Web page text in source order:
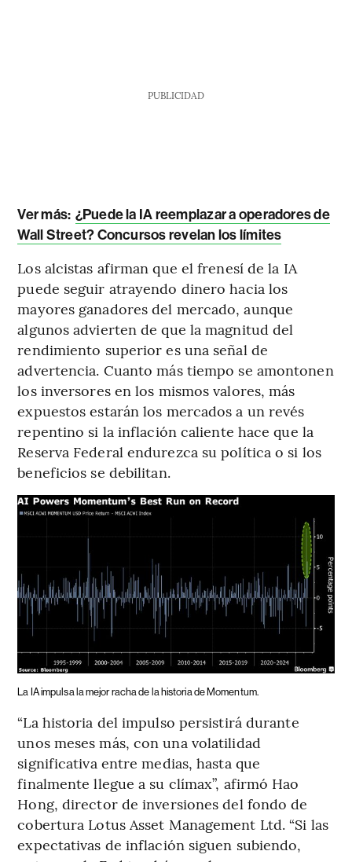
PUBLICIDAD
Ver más: ¿Puede la IA reemplazar a operadores de
Wall Street? Concursos revelan los límites
Los alcistas afirman que el frenesí de la IA
puede seguir atrayendo dinero hacia los
mayores ganadores del mercado, aunque
algunos advierten de que la magnitud del
rendimiento superior es una señal de
advertencia. Cuanto más tiempo se amontonen
los inversores en los mismos valores, más
expuestos estarán los mercados a un revés
repentino si la inflación caliente hace que la
Reserva Federal endurezca su política o si los
beneficios se debilitan.
La IA impulsa la mejor racha de la historia de Momentum.
“La historia del impulso persistirá durante
unos meses más, con una volatilidad
significativa entre medias, hasta que
finalmente llegue a su clímax”, afirmó Hao
Hong, director de inversiones del fondo de
cobertura Lotus Asset Management Ltd. “Si las
expectativas de inflación siguen subiendo,